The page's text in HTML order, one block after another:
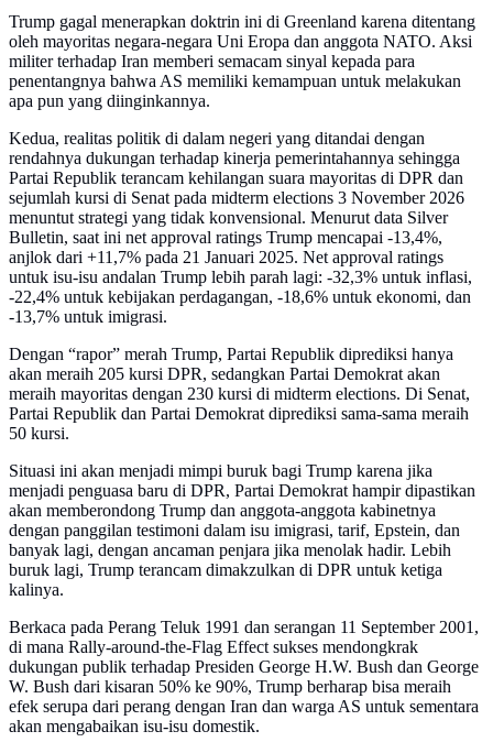
Trump gagal menerapkan doktrin ini di Greenland karena ditentang
oleh mayoritas negara-negara Uni Eropa dan anggota NATO. Aksi
militer terhadap Iran memberi semacam sinyal kepada para
penentangnya bahwa AS memiliki kemampuan untuk melakukan
apa pun yang diinginkannya.
Kedua, realitas politik di dalam negeri yang ditandai dengan
rendahnya dukungan terhadap kinerja pemerintahannya sehingga
Partai Republik terancam kehilangan suara mayoritas di DPR dan
sejumlah kursi di Senat pada midterm elections 3 November 2026
menuntut strategi yang tidak konvensional. Menurut data Silver
Bulletin, saat ini net approval ratings Trump mencapai -13,4%,
anjlok dari +11,7% pada 21 Januari 2025. Net approval ratings
untuk isu-isu andalan Trump lebih parah lagi: -32,3% untuk inflasi,
-22,4% untuk kebijakan perdagangan, -18,6% untuk ekonomi, dan
-13,7% untuk imigrasi.
Dengan “rapor” merah Trump, Partai Republik diprediksi hanya
akan meraih 205 kursi DPR, sedangkan Partai Demokrat akan
meraih mayoritas dengan 230 kursi di midterm elections. Di Senat,
Partai Republik dan Partai Demokrat diprediksi sama-sama meraih
50 kursi.
Situasi ini akan menjadi mimpi buruk bagi Trump karena jika
menjadi penguasa baru di DPR, Partai Demokrat hampir dipastikan
akan memberondong Trump dan anggota-anggota kabinetnya
dengan panggilan testimoni dalam isu imigrasi, tarif, Epstein, dan
banyak lagi, dengan ancaman penjara jika menolak hadir. Lebih
buruk lagi, Trump terancam dimakzulkan di DPR untuk ketiga
kalinya.
Berkaca pada Perang Teluk 1991 dan serangan 11 September 2001,
di mana Rally-around-the-Flag Effect sukses mendongkrak
dukungan publik terhadap Presiden George H.W. Bush dan George
W. Bush dari kisaran 50% ke 90%, Trump berharap bisa meraih
efek serupa dari perang dengan Iran dan warga AS untuk sementara
akan mengabaikan isu-isu domestik.